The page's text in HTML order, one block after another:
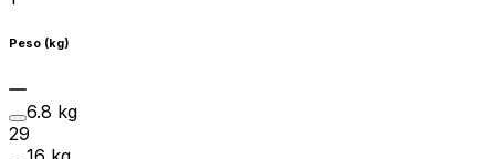
Peso (kg)
6.8 kg
29